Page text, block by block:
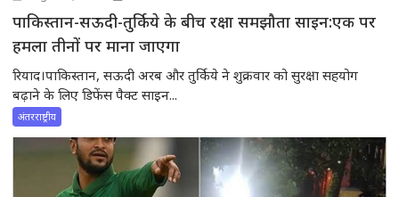
पाकिस्तान-सऊदी-तुर्किये के बीच रक्षा समझौता साइन:एक पर
हमला तीनों पर माना जाएगा
रियाद।पाकिस्तान, सऊदी अरब और तुर्किये ने शुक्रवार को सुरक्षा सहयोग
बढ़ाने के लिए डिफेंस पैक्ट साइन...
अंतरराष्ट्रीय